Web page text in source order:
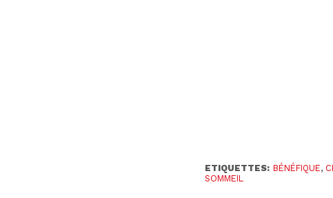
ETIQUETTES: BÉNÉFIQUE,
SOMMEIL